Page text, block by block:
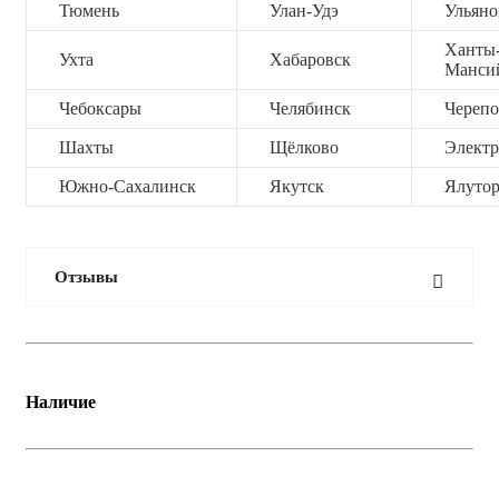
Тюмень Улан-Удэ
Ухта Хабаровск
Чебоксары Челябинск
Шахты Щёлково
Южно-Сахалинск Якутск
Отзывы
Наличие